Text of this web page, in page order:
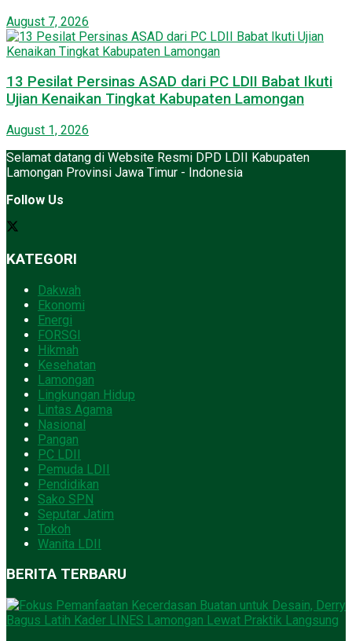
August 7, 2026
13 Pesilat Persinas ASAD dari PC LDII Babat Ikuti
Ujian Kenaikan Tingkat Kabupaten Lamongan
August 1, 2026
Selamat datang di Website Resmi DPD LDII Kabupaten
Lamongan Provinsi Jawa Timur - Indonesia
Follow Us
KATEGORI
Dakwah
Ekonomi
Energi
FORSGI
Hikmah
Kesehatan
Lamongan
Lingkungan Hidup
Lintas Agama
Nasional
Pangan
PC LDII
Pemuda LDII
Pendidikan
Sako SPN
Seputar Jatim
Tokoh
Wanita LDII
BERITA TERBARU